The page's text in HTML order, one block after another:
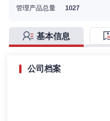
管理产品总量
1027
基本信息
公司档案